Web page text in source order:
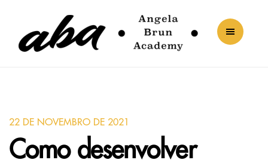
22 DE NOVEMBRO DE 2021
Como desenvolver